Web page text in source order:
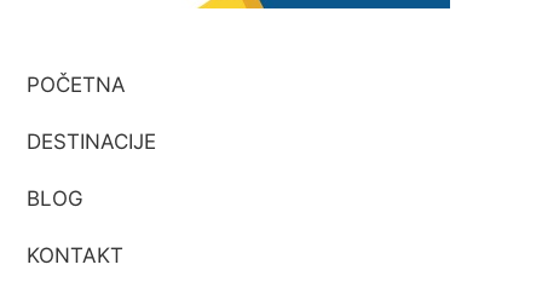
POČETNA
DESTINACIJE
BLOG
KONTAKT